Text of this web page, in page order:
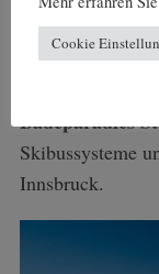
Kaiserliche
Badeparadies
Skibussysteme
Innsbruck.
Cookie